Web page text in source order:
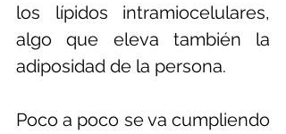
los lípidos intramiocelulares,
algo que eleva también la
adiposidad de la persona.
Poco a poco se va cumpliendo